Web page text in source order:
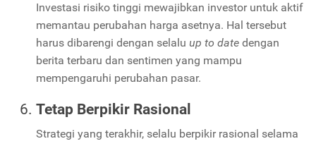
Investasi risiko tinggi mewajibkan investor untuk aktif
memantau perubahan harga asetnya. Hal tersebut
harus dibarengi dengan selalu up to date dengan
berita terbaru dan sentimen yang mampu
mempengaruhi perubahan pasar.
Tetap Berpikir Rasional
Strategi yang terakhir, selalu berpikir rasional selama